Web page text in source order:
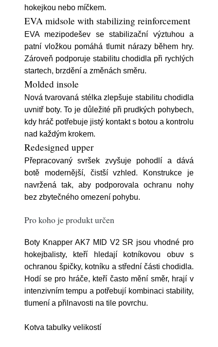
hokejkou nebo míčkem.
EVA midsole with stabilizing reinforcement
EVA mezipodešev se stabilizační výztuhou a
patní vložkou pomáhá tlumit nárazy během hry.
Zároveň podporuje stabilitu chodidla při rychlých
startech, brzdění a změnách směru.
Molded insole
Nová tvarovaná stélka zlepšuje stabilitu chodidla
uvnitř boty. To je důležité při prudkých pohybech,
kdy hráč potřebuje jistý kontakt s botou a kontrolu
nad každým krokem.
Redesigned upper
Přepracovaný svršek zvyšuje pohodlí a dává
botě modernější, čistší vzhled. Konstrukce je
navržená tak, aby podporovala ochranu nohy
bez zbytečného omezení pohybu.
Pro koho je produkt určen
Boty Knapper AK7 MID V2 SR jsou vhodné pro
hokejbalisty, kteří hledají kotníkovou obuv s
ochranou špičky, kotníku a střední části chodidla.
Hodí se pro hráče, kteří často mění směr, hrají v
intenzivním tempu a potřebují kombinaci stability,
tlumení a přilnavosti na tile povrchu.
Kotva tabulky velikostí